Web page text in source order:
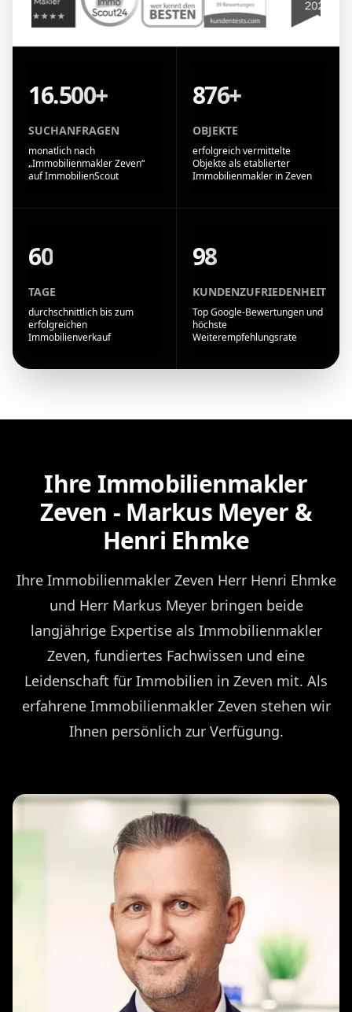
16.500+
SUCHANFRAGEN
monatlich nach
„Immobilienmakler Zeven“
auf ImmobilienScout
876+
OBJEKTE
erfolgreich vermittelte
Objekte als etablierter
Immobilienmakler in Zeven
60
TAGE
durchschnittlich bis zum
erfolgreichen
Immobilienverkauf
98
KUNDENZUFRIEDENHEIT
Top Google-Bewertungen und
höchste
Weiterempfehlungsrate
Ihre Immobilienmakler
Zeven - Markus Meyer &
Henri Ehmke
Ihre Immobilienmakler Zeven Herr Henri Ehmke
und Herr Markus Meyer bringen beide
langjährige Expertise als Immobilienmakler
Zeven, fundiertes Fachwissen und eine
Leidenschaft für Immobilien in Zeven mit. Als
erfahrene Immobilienmakler Zeven stehen wir
Ihnen persönlich zur Verfügung.